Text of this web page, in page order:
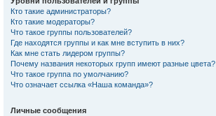
Кто такие администраторы?
Кто такие модераторы?
Что такое группы пользователей?
Где находятся группы и как мне вступить в них?
Как мне стать лидером группы?
Почему названия некоторых групп имеют разные цвета?
Что такое группа по умолчанию?
Что означает ссылка «Наша команда»?
Личные сообщения